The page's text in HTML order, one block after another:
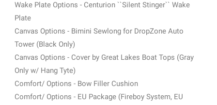
Wake Plate Options - Centurion ``Silent Stinger`` Wake
Plate
Canvas Options - Bimini Sewlong for DropZone Auto
Tower (Black Only)
Canvas Options - Cover by Great Lakes Boat Tops (Gray
Only w/ Hang Tyte)
Comfort/ Options - Bow Filler Cushion
Comfort/ Options - EU Package (Fireboy System, EU